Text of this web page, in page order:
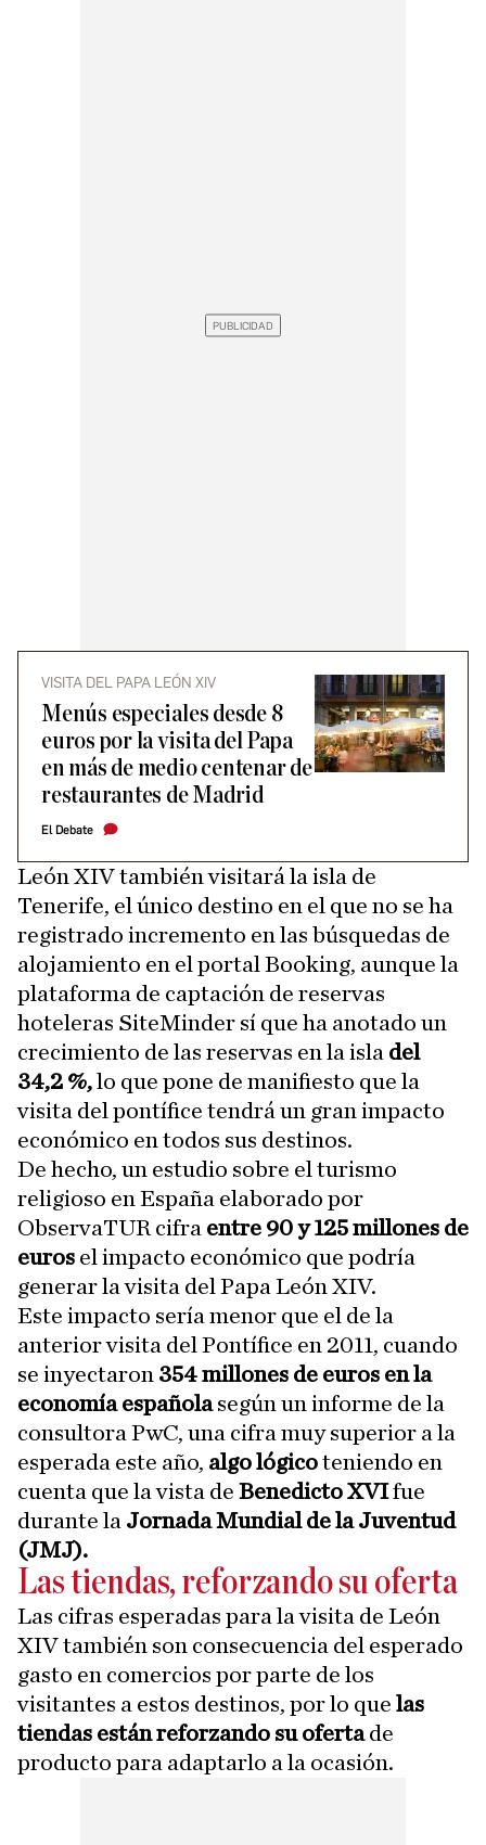
VISITA DEL PAPA LEÓN XIV
Menús especiales desde 8
euros por la visita del Papa
en más de medio centenar de
restaurantes de Madrid
El Debate
León XIV también visitará la isla de
Tenerife, el único destino en el que no se ha
registrado incremento en las búsquedas de
alojamiento en el portal Booking, aunque la
plataforma de captación de reservas
hoteleras SiteMinder sí que ha anotado un
crecimiento de las reservas en la isla del
34,2 %,lo que pone de manifiesto que la
visita del pontífice tendrá un gran impacto
económico en todos sus destinos.
De hecho, un estudio sobre el turismo
religioso en España elaborado por
ObservaTUR cifra entre 90 y 125 millones de
euros el impacto económico que podría
generar la visita del Papa León XIV.
Este impacto sería menor que el de la
anterior visita del Pontífice en 2011, cuando
se inyectaron 354 millones de euros en la
economía españolasegún un informe de la
consultora PwC, una cifra muy superior a la
esperada este año, algo lógicoteniendo en
cuenta que la vista de Benedicto XVIfue
durante la Jornada Mundial de la Juventud
(JMJ).
Las tiendas, reforzando su oferta
Las cifras esperadas para la visita de León
XIV también son consecuencia del esperado
gasto en comercios por parte de los
visitantes a estos destinos, por lo que las
tiendas están reforzando su ofertade
producto para adaptarlo a la ocasión.